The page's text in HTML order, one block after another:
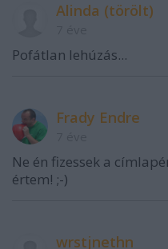
Alinda (törölt)
Pofátlan lehúzás...
Frady Endre
Ne én fizessek a
értem! ;-)
wrstjnethn